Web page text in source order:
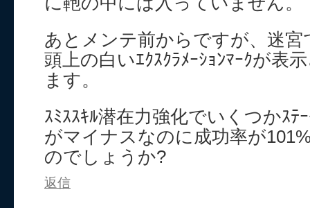
あとメンテ前からですが、迷
頭上の白いｴｸｽｸﾗﾒｰｼｮﾝﾏｰｸが表
ます。
ｽﾐｽｽｷﾙ潜在力強化でいくつかｽﾃ
がマイナスなのに成功率が
のでしょうか?
返信